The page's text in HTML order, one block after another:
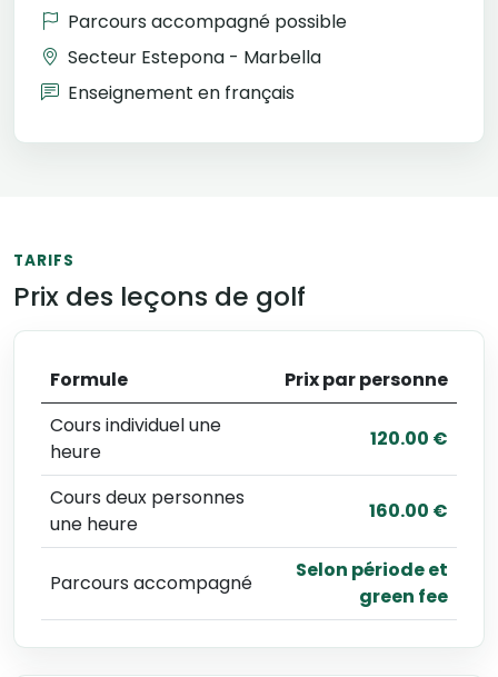
Parcours accompagné possible
Secteur Estepona - Marbella
Enseignement en français
TARIFS
Prix des leçons de golf
Formule
Prix par personne
Cours individuel une
heure
120.00 €
Cours deux personnes
une heure
160.00 €
Parcours accompagné
Selon période et
green fee